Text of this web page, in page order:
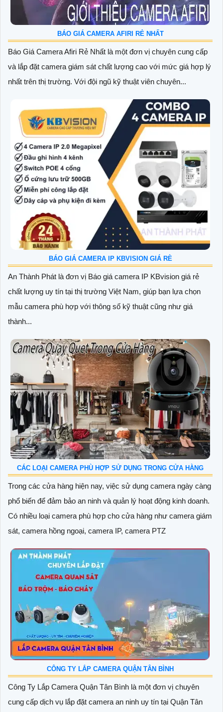
BÁO GIÁ CAMERA AFIRI RẺ NHẤT
Báo Giá Camera Afiri Rẻ Nhất là một đơn vị chuyên cung cấp
và lắp đặt camera giám sát chất lượng cao với mức giá hợp lý
nhất trên thị trường. Với đội ngũ kỹ thuật viên chuyên...
BÁO GIÁ CAMERA IP KBVISION GIÁ RÈ
An Thành Phát là đơn vị Báo giá camera IP KBvision giá rẻ
chất lượng uy tín tại thị trường Việt Nam, giúp bạn lựa chọn
mẫu camera phù hợp với thông số kỹ thuật cũng như giá
thành...
CÁC LOẠI CAMERA PHÙ HỢP SỬ DỤNG TRONG CỬA HÀNG
Trong các cửa hàng hiện nay, việc sử dụng camera ngày càng
phổ biến để đảm bảo an ninh và quản lý hoạt động kinh doanh.
Có nhiều loại camera phù hợp cho cửa hàng như camera giám
sát, camera hồng ngoại, camera IP, camera PTZ
CÔNG TY LẮP CAMERA QUẬN TÂN BÌNH
Công Ty Lắp Camera Quận Tân Bình là một đơn vị chuyên
cung cấp dịch vụ lắp đặt camera an ninh uy tín tại Quận Tân